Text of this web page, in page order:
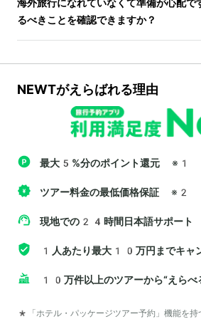
海外旅行になれていなくて準備が心配で
るべきことを確認できますか？
NEWTがえらばれる理由
最大5%分のポイント還元 ※1
ツアー料金の最低価格保証 ※2
現地での24時間日本語サポート
1人あたり最大10万円までキャ
10万件以上のツアーから“えらべ
*「ホテル・パッケージツアー予約」機能を持